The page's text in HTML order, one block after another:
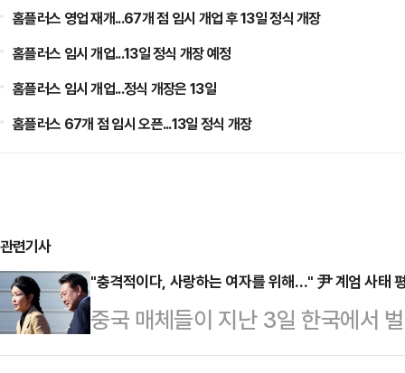
홈플러스 영업 재개...67개 점 임시 개업 후 13일 정식 개장
홈플러스 임시 개업...13일 정식 개장 예정
홈플러스 임시 개업...정식 개장은 13일
홈플러스 67개 점 임시 오픈...13일 정식 개장
관련기사
"충격적이다, 사랑하는 여자를 위해…" 尹 계엄 사태
중국 매체들이 지난 3일 한국에서
령의 부인 김건희 여사가 있다는 분